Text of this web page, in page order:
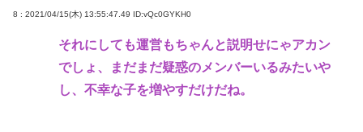
8 : 2021/04/15(木) 13:55:47.49 ID:vQc0GYKH0
それにしても運営もちゃんと説明せにゃアカン
でしょ、まだまだ疑惑のメンバーいるみたいや
し、不幸な子を増やすだけだね。